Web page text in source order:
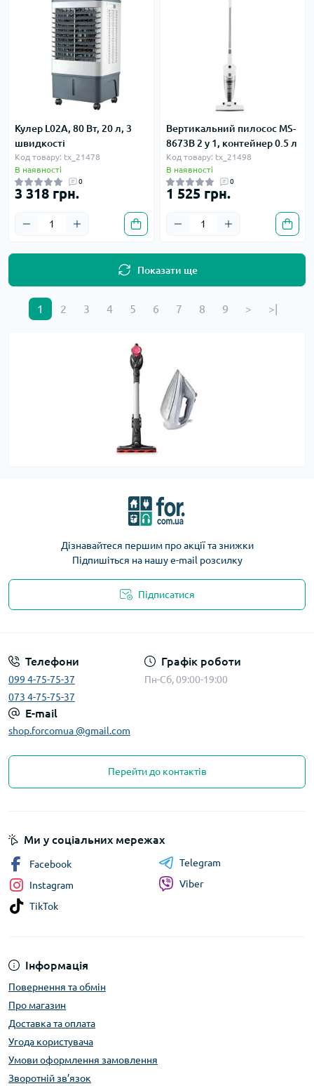
Кулер L02A, 80 Вт, 20 л, 3
швидкості
Код товару: tx_21478
В наявності
0
3 318 грн.
Вертикальний пилосос MS-
8673B 2 у 1, контейнер 0.5 л
Код товару: tx_21498
В наявності
0
1 525 грн.
Показати ще
1 2 3 4 5 6 7 8 9 > >|
Дізнавайтеся першим про акції та знижки
Підпишіться на нашу e-mail розсилку
Підписатися
Телефони
099 4-75-75-37
073 4-75-75-37
Графік роботи
Пн-Сб, 09:00-19:00
E-mail
shop.forcomua @gmail.com
Перейти до контактів
Інформація
Повернення та обмін
Про магазин
Доставка та оплата
Угода користувача
Умови оформлення замовлення
Зворотній зв’язок
Ми у соціальних мережах
Facebook
Instagram
TikTok
Telegram
Viber